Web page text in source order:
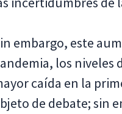
embargo, este
los niveles
caída en la
de debate; sin